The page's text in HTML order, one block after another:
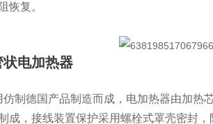
恢复。
状电加热器
制德国产品制造而成，电加热器由加
成，接线装置保护采用螺栓式罩壳密封，